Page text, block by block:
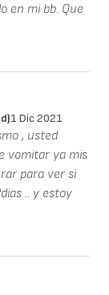
en mi bb. Que
1 Dic 2021
, usted
vomitar ya mis
para ver si
.. y estoy